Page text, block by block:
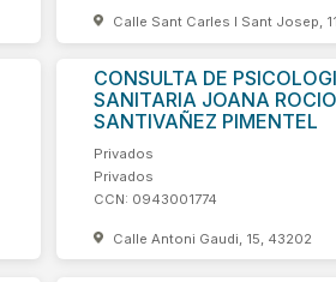
Calle Sant Carles I Sant Josep,
CONSULTA DE
SANITARIA JOANA ROCIO
SANTIVAÑEZ PIMENTEL
Privados
Privados
CCN: 0943001774
Calle Antoni Gaudi, 15, 43202